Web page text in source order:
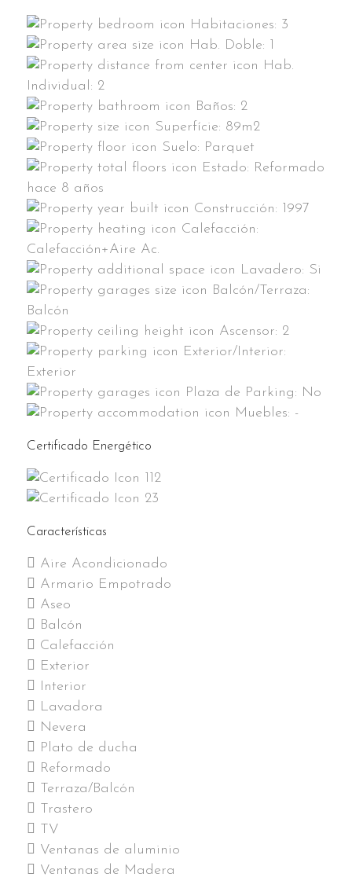
Habitaciones: 3
Hab. Doble: 1
Hab.
Individual: 2
Baños: 2
Superfície: 89m2
Suelo: Parquet
Estado: Reformado
hace 8 años
Construcción: 1997
Calefacción:
Calefacción+Aire Ac.
Lavadero: Si
Balcón/Terraza:
Balcón
Ascensor: 2
Exterior/Interior:
Exterior
Plaza de Parking: No
Muebles: -
Certificado Energético
112
23
Características
Aire Acondicionado
Armario Empotrado
Aseo
Balcón
Calefacción
Exterior
Interior
Lavadora
Nevera
Plato de ducha
Reformado
Terraza/Balcón
Trastero
TV
Ventanas de aluminio
Ventanas de Madera